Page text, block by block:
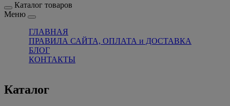
Каталог товаров
Меню
ГЛАВНАЯ
ПРАВИЛА САЙТА, ОПЛАТА и ДОСТАВКА
БЛОГ
КОНТАКТЫ
Каталог